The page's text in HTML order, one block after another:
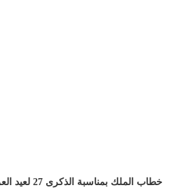
خطاب الملك بمناسبة الذكرى 27 لعيد العرش.